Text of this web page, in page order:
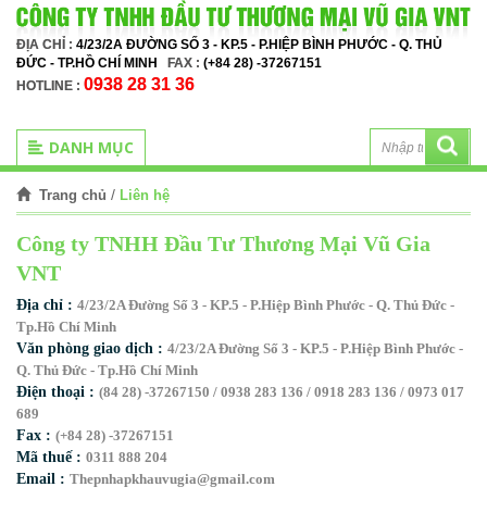
ĐỊA CHỈ : 4/23/2A ĐƯỜNG SỐ 3 - KP.5 - P.HIỆP BÌNH PHƯỚC - Q. THỦ
ĐỨC - TP.HỒ CHÍ MINH
FAX : (+84 28) -37267151
HOTLINE : 0938 28 31 36
DANH MỤC
Trang chủ / Liên hệ
Công ty TNHH Đầu Tư Thương Mại Vũ Gia
VNT
Địa chỉ : 4/23/2A Đường Số 3 - KP.5 - P.Hiệp Bình Phước - Q. Thủ Đức -
Tp.Hồ Chí Minh
Văn phòng giao dịch : 4/23/2A Đường Số 3 - KP.5 - P.Hiệp Bình Phước -
Q. Thủ Đức - Tp.Hồ Chí Minh
Điện thoại : (84 28) -37267150 / 0938 283 136 / 0918 283 136 / 0973 017
689
Fax : (+84 28) -37267151
Mã thuế : 0311 888 204
Email : Thepnhapkhauvugia@gmail.com